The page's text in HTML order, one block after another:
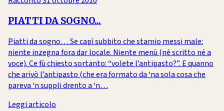
PIATTI DA SOGNO...
Piatti da sogno… Se capì subbito che stamio messi male:
niente inzegna fora dar locale. Niente menù (né scritto né a
voce). Ce fù chiesto sortanto: “volete l’antipasto?”. E quanno
che arivò l’antipasto (che era formato da ‘na sola cosa che
pareva ‘n suppli drento a ‘n…
Leggi articolo